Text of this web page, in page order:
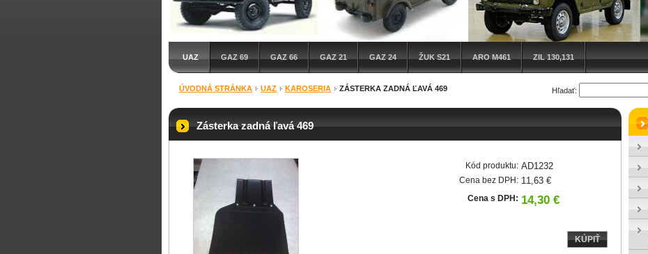
UAZ GAZ 69 GAZ 66 GAZ 21 GAZ 24 ŽUK S21 ARO M461 ZIL 130,131
ÚVODNÁ STRÁNKA UAZ KAROSERIA ZÁSTERKA ZADNÁ ĽAVÁ 469 Hľadať:
Zásterka zadná ľavá 469
Kód produktu: AD1232
Cena bez DPH: 11,63 €
Cena s DPH: 14,30 €
KÚPIŤ